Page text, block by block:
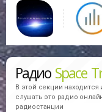
Радио Space
В этой секции
слушать это радио
радиостанции